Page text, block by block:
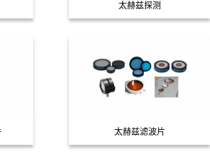
太赫兹探测
太赫兹滤波片